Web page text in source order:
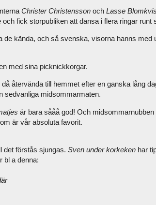
Christer Christensson och Lasse
och fick storpubliken att dansa i flera ringar runt
de kända, och så svenska, visorna hanns med
med sina picknickkorgar.
återvända till hemmet efter en ganska lång
sedvanliga midsommarmaten.
är bara sååå god! Och midsommarnubben
är vår absoluta favorit.
det förstås sjungas. Sven under korkeken har
bl a denna: